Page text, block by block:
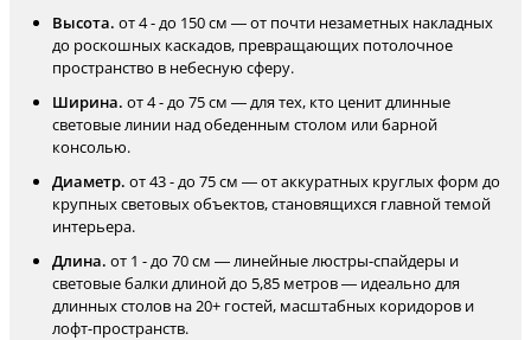
Высота. от 4 - до 150 см — от почти незаметных накладных
до роскошных каскадов, превращающих потолочное
пространство в небесную сферу.
Ширина. от 4 - до 75 см — для тех, кто ценит длинные
световые линии над обеденным столом или барной
консолью.
Диаметр. от 43 - до 75 см — от аккуратных круглых форм до
крупных световых объектов, становящихся главной темой
интерьера.
Длина. от 1 - до 70 см — линейные люстры-спайдеры и
световые балки длиной до 5,85 метров — идеально для
длинных столов на 20+ гостей, масштабных коридоров и
лофт-пространств.